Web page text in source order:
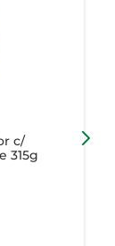
c/
315g